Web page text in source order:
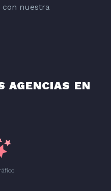
con nuestra
AGENCIAS EN